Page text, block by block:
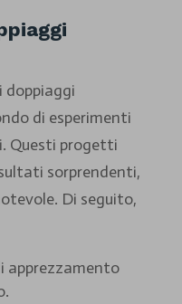
di esperimenti
Questi progetti
sorprendenti,
Di seguito,
apprezzamento